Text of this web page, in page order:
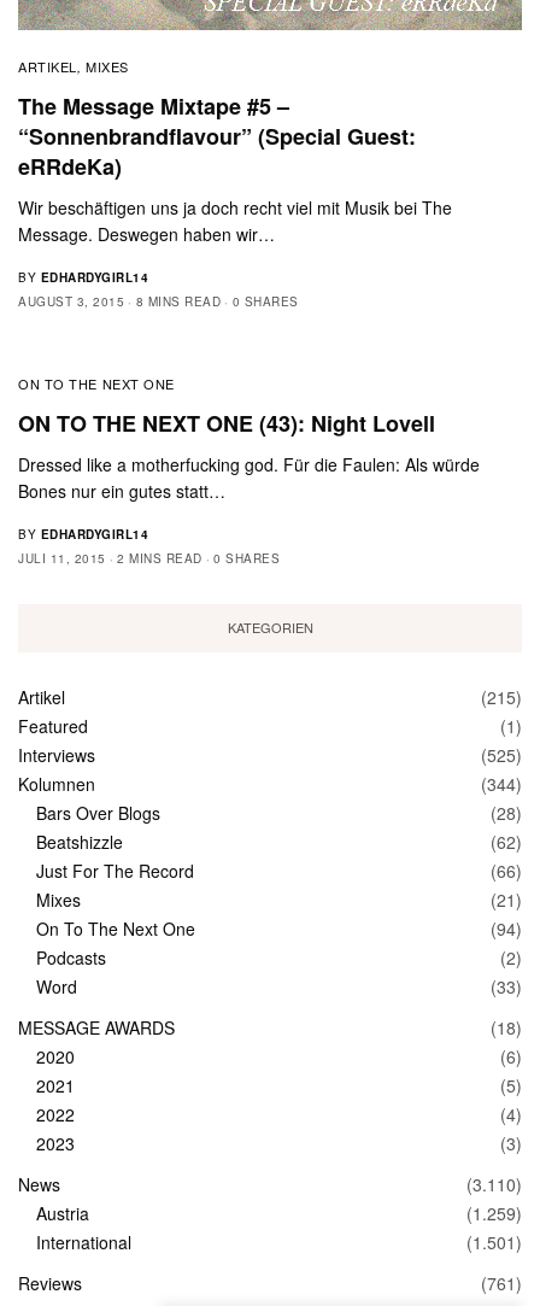
ARTIKEL , MIXES
The Message Mixtape #5 –
“Sonnenbrandflavour” (Special Guest:
eRRdeKa)
Wir beschäftigen uns ja doch recht viel mit Musik bei The
Message. Deswegen haben wir…
BY EDHARDYGIRL14
AUGUST 3, 2015
8 MINS READ 0 SHARES
ON TO THE NEXT ONE
ON TO THE NEXT ONE (43): Night Lovell
Dressed like a motherfucking god. Für die Faulen: Als würde
Bones nur ein gutes statt…
BY EDHARDYGIRL14
JULI 11, 2015
2 MINS READ 0 SHARES
KATEGORIEN
Artikel
(215)
Featured
(1)
Interviews
(525)
Kolumnen
(344)
Bars Over Blogs
(28)
Beatshizzle
(62)
Just For The Record
(66)
Mixes
(21)
On To The Next One
(94)
Podcasts
(2)
Word
(33)
MESSAGE AWARDS
(18)
2020
(6)
2021
(5)
2022
(4)
2023
(3)
News
(3.110)
Austria
(1.259)
International
(1.501)
Reviews
(761)